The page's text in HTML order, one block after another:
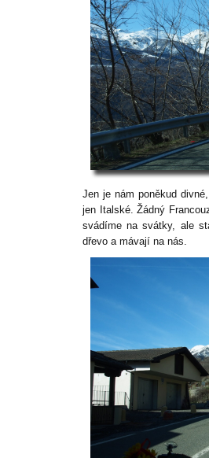
Jen je nám poněkud
jen Italské. Žádný
svádíme na svátky, ale
dřevo a mávají na nás.